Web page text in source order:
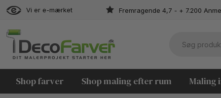
Vi er e-mærket Fremragende 4,7 - + 7.200
Shop farver Shop maling efter rum Maling